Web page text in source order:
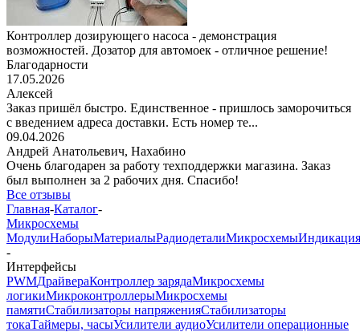
Контроллер дозирующего насоса - демонстрация
возможностей. Дозатор для автомоек - отличное решение!
Благодарности
17.05.2026
Алексей
Заказ пришёл быстро. Единственное - пришлось заморочиться
с введением адреса доставки. Есть номер те...
09.04.2026
Андрей Анатольевич, Нахабино
Очень благодарен за работу техподдержки магазина. Заказ
был выполнен за 2 рабочих дня. Спасибо!
Все отзывы
Главная-Каталог-
Микросхемы
МодулиНаборыМатериалыРадиодеталиМикросхемыИндикация
-
Интерфейсы
PWMДрайвераКонтроллер зарядаМикросхемы
логикиМикроконтроллерыМикросхемы
памятиСтабилизаторы напряженияСтабилизаторы
токаТаймеры, часыУсилители аудиоУсилители операционные